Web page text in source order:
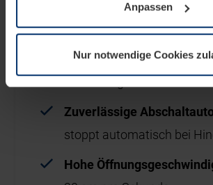
notwendig sind. Für alle anderen
wir Ihre Erlaubnis. Ihre Einwilligung
Datenschutzerklärungunserer Website
widerrufen.
Anpassen
Nur notwendige Cookies